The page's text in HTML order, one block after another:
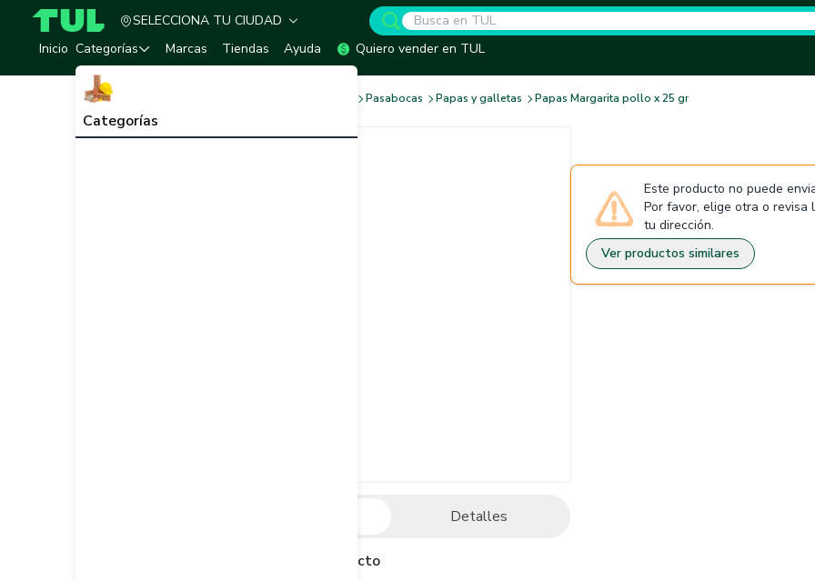
TUL - Tu Marketplace de Construcción
SELECCIONA TU CIUDAD
Inicio Categorías
Categorías
Marcas Tiendas Ayuda Quiero vender en TUL
Pasabocas Papas y galletas Papas Margarita pollo x 25 gr
Detalles
Descripción del producto
Este producto no puede
Por favor, elige otra o revisa
tu dirección.
Ver productos similares